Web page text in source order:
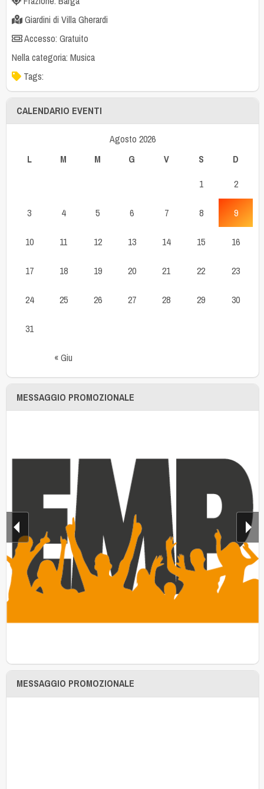
Giardini di Villa Gherardi
Accesso: Gratuito
Nella categoria: Musica
Tags:
CALENDARIO EVENTI
Agosto 2026
L
M M G V S D
« Giu
1 2
3 4 5 6 7 8 9
10 11 12 13 14 15 16
17 18 19 20 21 22 23
24 25 26 27 28 29 30
31
MESSAGGIO PROMOZIONALE
MESSAGGIO PROMOZIONALE